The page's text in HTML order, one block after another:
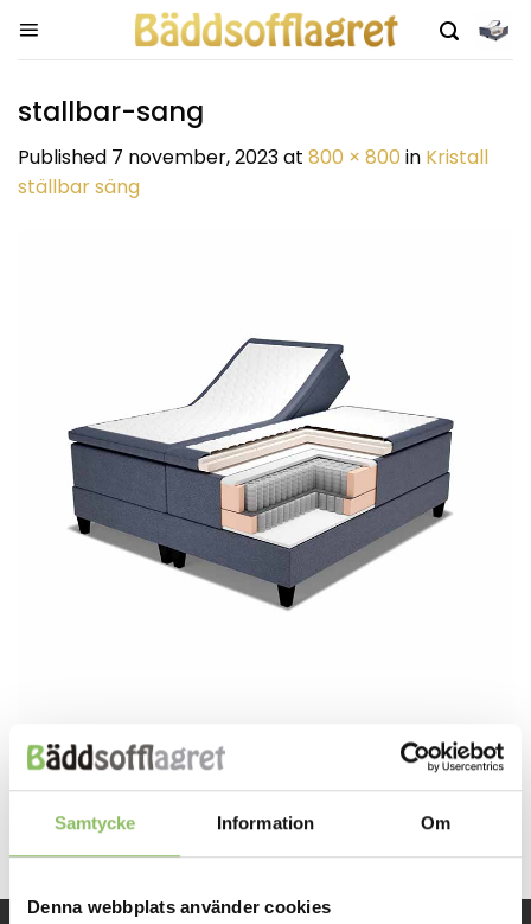
Samtycke Information Om
Denna webbplats använder cookies
stallbar-sang
Published 7 november, 2023at 800 × 800 in Kristall
ställbar säng
Both comments and trackbacks are currently closed.
Next→